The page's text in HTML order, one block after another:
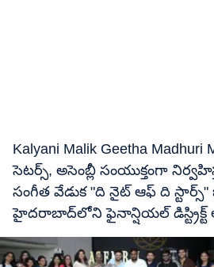
Kalyani Malik Geetha Madhuri
సెటర్స్, అసెంబ్లీ సంయుక్తంగా
సంగీత వేడుక "ది నైట్ ఆఫ్ ది స్టార్స్"
హైదరాబాద్‌లోని ఫైనాన్షియల్ డిస్ట్రిక్ట్